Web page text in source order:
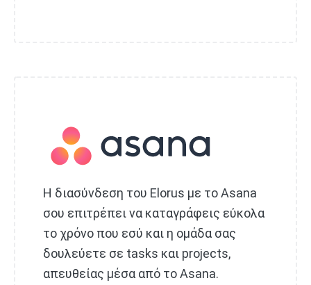
Η διασύνδεση του Elorus με το Asana
σου επιτρέπει να καταγράφεις εύκολα
το χρόνο που εσύ και η ομάδα σας
δουλεύετε σε tasks και projects,
απευθείας μέσα από το Asana.